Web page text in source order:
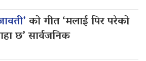
को गीत ‘मलाई पिर परेको
छ’ सार्वजनिक